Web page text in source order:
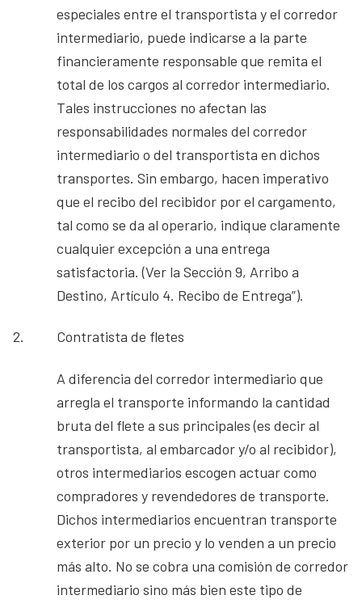
especiales entre el transportista y el corredor
intermediario, puede indicarse a la parte
financieramente responsable que remita el
total de los cargos al corredor intermediario.
Tales instrucciones no afectan las
responsabilidades normales del corredor
intermediario o del transportista en dichos
transportes. Sin embargo, hacen imperativo
que el recibo del recibidor por el cargamento,
tal como se da al operario, indique claramente
cualquier excepción a una entrega
satisfactoria. (Ver la Sección 9, Arribo a
Destino, Artículo 4. Recibo de Entrega”).
2. Contratista de fletes
A diferencia del corredor intermediario que
arregla el transporte informando la cantidad
bruta del flete a sus principales (es decir al
transportista, al embarcador y/o al recibidor),
otros intermediarios escogen actuar como
compradores y revendedores de transporte.
Dichos intermediarios encuentran transporte
exterior por un precio y lo venden a un precio
más alto. No se cobra una comisión de corredor
intermediario sino más bien este tipo de